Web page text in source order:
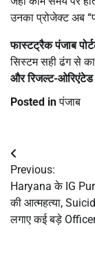
उनका प्रोजेक्ट अब
फास्टट्रैक पंजाब
सिस्टम सही ढंग से
और रिजल्ट-ओरिएंटेड
Posted inपंजाब
Post
navigation
Previous:
Haryana के IG
की आत्महत्या,
लगाए कई बड़े